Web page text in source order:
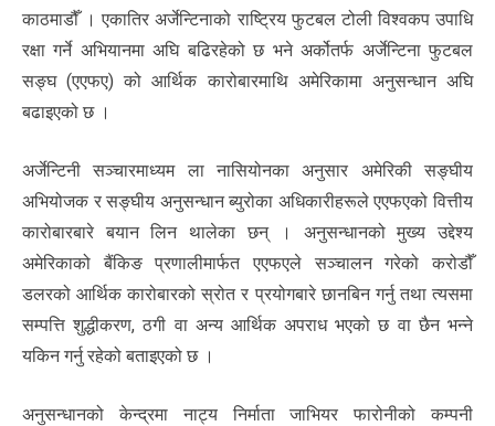
काठमाडौँ । एकातिर अर्जेन्टिनाको राष्ट्रिय फुटबल टोली विश्वकप उपाधि
रक्षा गर्ने अभियानमा अघि बढिरहेको छ भने अर्कोतर्फ अर्जेन्टिना फुटबल
सङ्घ (एएफए) को आर्थिक कारोबारमाथि अमेरिकामा अनुसन्धान अघि
बढाइएको छ ।
अर्जेन्टिनी सञ्चारमाध्यम ला नासियोनका अनुसार अमेरिकी सङ्घीय
अभियोजक र सङ्घीय अनुसन्धान ब्युरोका अधिकारीहरूले एएफएको वित्तीय
कारोबारबारे बयान लिन थालेका छन् । अनुसन्धानको मुख्य उद्देश्य
अमेरिकाको बैंकिङ प्रणालीमार्फत एएफएले सञ्चालन गरेको करोडौँ
डलरको आर्थिक कारोबारको स्रोत र प्रयोगबारे छानबिन गर्नु तथा त्यसमा
सम्पत्ति शुद्धीकरण, ठगी वा अन्य आर्थिक अपराध भएको छ वा छैन भन्ने
यकिन गर्नु रहेको बताइएको छ ।
अनुसन्धानको केन्द्रमा नाट्य निर्माता जाभियर फारोनीको कम्पनी